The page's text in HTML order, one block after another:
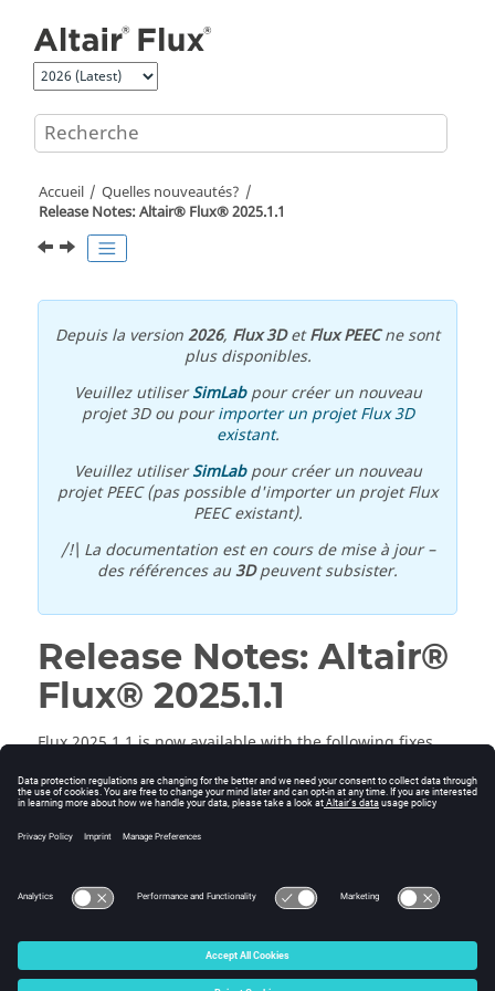
Accueil
Quelles nouveautés?
Release Notes:Altair® Flux®2025.1.1
Depuis la version2026, Flux 3DetFlux PEECne sont
plus disponibles.
Veuillez utiliserSimLabpour créer un nouveau
projet 3D ou pourimporter un projet Flux 3D
existant.
Veuillez utiliserSimLabpour créer un nouveau
projet PEEC (pas possible d'importer un projet Flux
PEEC existant).
/!\ La documentation est en cours de mise à jour –
des références au3Dpeuvent subsister.
Release Notes: Altair®
Flux® 2025.1.1
Flux2025.1.1is now available with the following fixes.
© 2025 Altair Engineering, Inc. All Rights Reserved.